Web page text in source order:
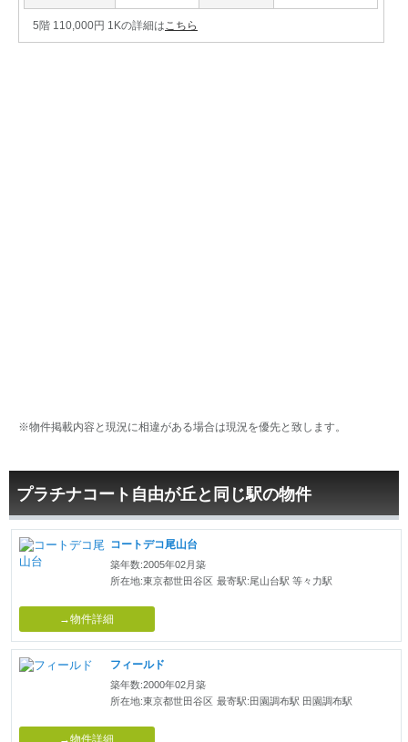
5階 110,000円 1Kの詳細は こちら
※物件掲載内容と現況に相違がある場合は現況を優先と致します。
プラチナコート自由が丘と同じ駅の物件
コートデコ尾山台
築年数:2005年02月築
所在地:東京都世田谷区 最寄駅:尾山台駅 等々力駅
→物件詳細
フィールド
築年数:2000年02月築
所在地:東京都世田谷区 最寄駅:田園調布駅 田園調布駅
→物件詳細